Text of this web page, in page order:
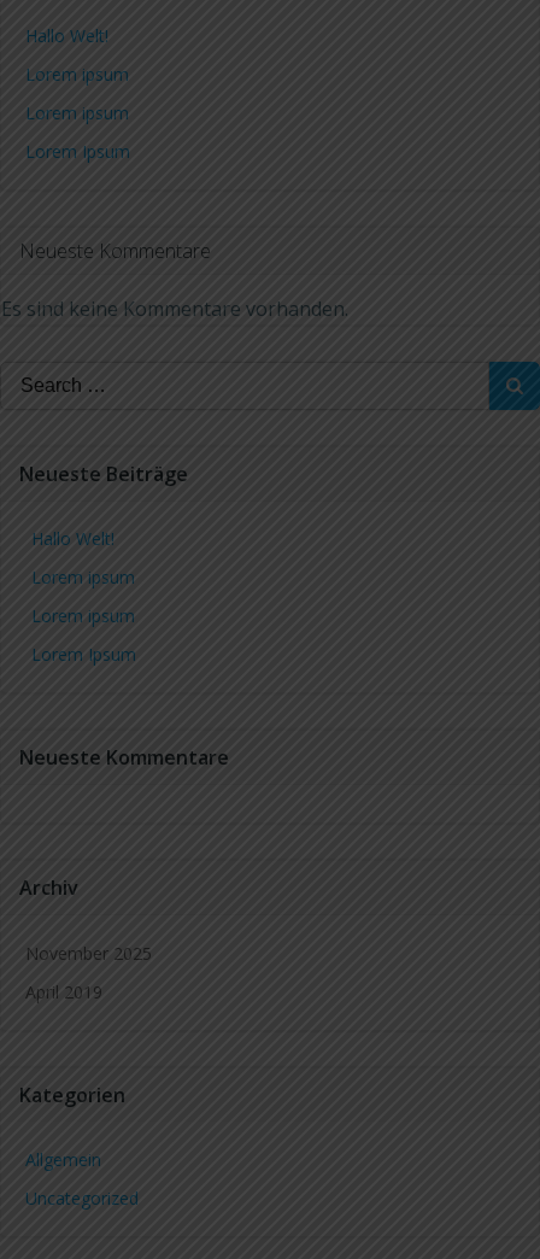
Hallo Welt!
Lorem ipsum
Lorem ipsum
Lorem Ipsum
Neueste Kommentare
Es sind keine Kommentare vorhanden.
Search
Neueste Beiträge
Hallo Welt!
Lorem ipsum
Lorem ipsum
Lorem Ipsum
Neueste Kommentare
Archiv
November 2025
April 2019
Kategorien
Allgemein
Uncategorized